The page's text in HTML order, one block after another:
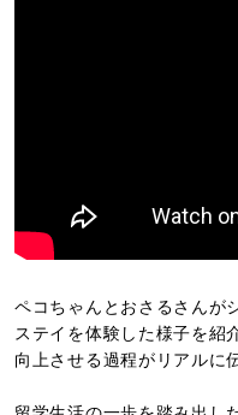
ペコちゃんとおさるさんが
ステイを体験した様子を紹
向上させる過程がリアルに